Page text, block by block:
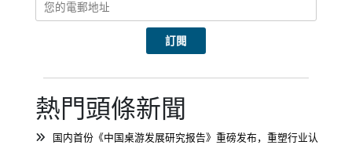
熱門頭條新聞
国内首份《中国桌游发展研究报告》重磅发布，重塑行业认